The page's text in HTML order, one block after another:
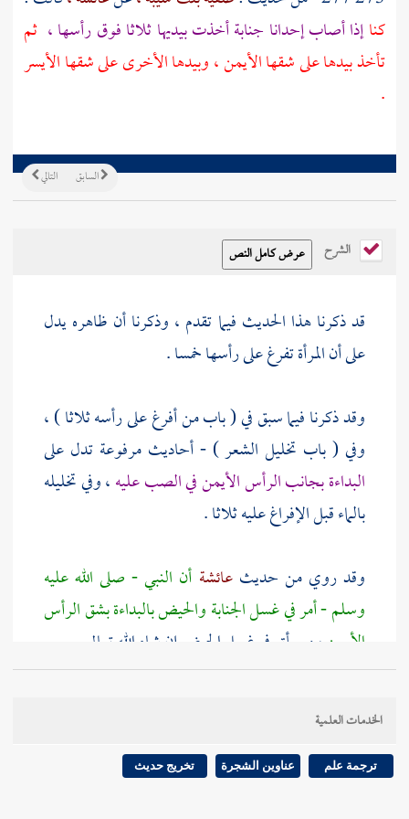
كناإذا أصاب إحدانا جنابة أخذت بيديها ثلاثا فوق رأسها ، ثم
تأخذ بيدها على شقها الأيمن ، وبيدها الأخرى على شقها الأيسر
.
التالي السابق
الشرح
قد ذكرنا هذا الحديث فيما تقدم ، وذكرنا أن ظاهره يدل
على أن المرأة تفرغ على رأسها خمسا .
وقد ذكرنا فيما سبق في ( باب من أفرغ على رأسه ثلاثا ) ،
وفي ( باب تخليل الشعر ) - أحاديث مرفوعة تدل على
البداءة بجانب الرأس الأيمن في الصب عليه، وفي تخليله
بالماء قبل الإفراغ عليه ثلاثا .
وقد روي من حديثعائشة أن النبي - صلى الله عليه
وسلم - أمر في غسل الجنابة والحيض بالبداءة بشق الرأس
الأيمن ، وسيأتي في غسل الحيض إن شاء الله تعالى .
والبداءة بشق الرأس الأيمن مستحبة ، وليست واجبة .
روىالحارث، عنعلي، قال : لا يضرك بأي جانبي
الخدمات العلمية
ترجمة علم عناوين الشجرة تخريج حديث